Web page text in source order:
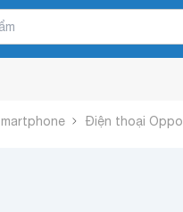
Điện thoại Oppo